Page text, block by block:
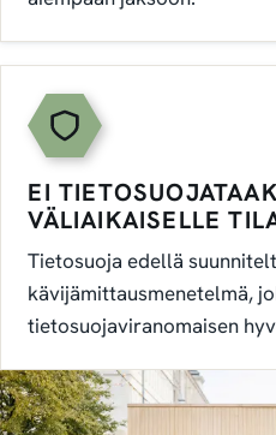
EI
VÄLIAIKAISELLE
Tietosuoja edellä
kävijämittausmenetelmä,
tietosuojaviranomaisen